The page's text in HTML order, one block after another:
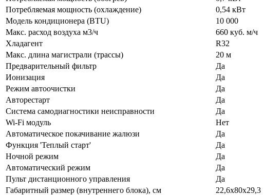
Потребляемая мощность (охлаждение)
0,54 кВт
Модель кондиционера (BTU)
10 000
Макс. расход воздуха м3/ч
660 куб. м/ч
Хладагент
R32
Макс. длина магистрали (трассы)
20 м
Предварительный фильтр
Да
Ионизация
Да
Режим автоочистки
Да
Авторестарт
Да
Система самодиагностики неисправности
Да
Wi-Fi модуль
Нет
Автоматическое покачивание жалюзи
Да
Функция 'Теплый старт'
Да
Ночной режим
Да
Автоматический режим
Да
Пульт дистанционного управления
Да
Габаритный размер (внутреннего блока), см
22,6x80x29,3